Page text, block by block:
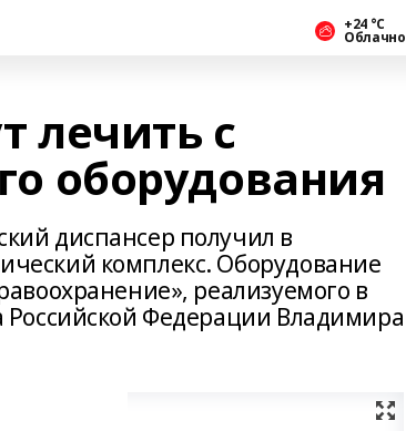
+24 °С
Облачно
лечить с
оборудования
диспансер получил в
комплекс. Оборудование
реализуемого в
Российской Федерации Владимира